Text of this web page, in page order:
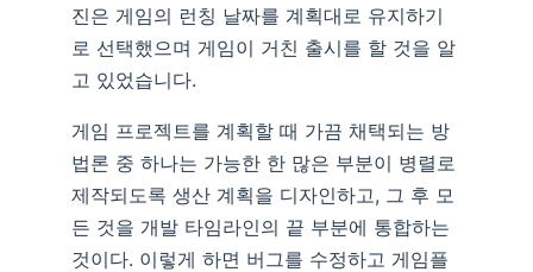
진은 게임의 런칭 날짜를 계획대로 유지하기
로 선택했으며 게임이 거친 출시를 할 것을 알
고 있었습니다.
게임 프로젝트를 계획할 때 가끔 채택되는 방
법론 중 하나는 가능한 한 많은 부분이 병렬로
제작되도록 생산 계획을 디자인하고, 그 후 모
든 것을 개발 타임라인의 끝 부분에 통합하는
것이다. 이렇게 하면 버그를 수정하고 게임플